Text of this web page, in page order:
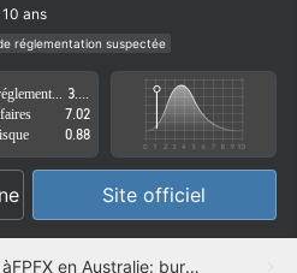
10 ans
réglementation suspectée
suspectée
Risque élevé potentiel
7.02
0.88
Site officiel
Une visite àFPFX en Australie: bureau introuvable